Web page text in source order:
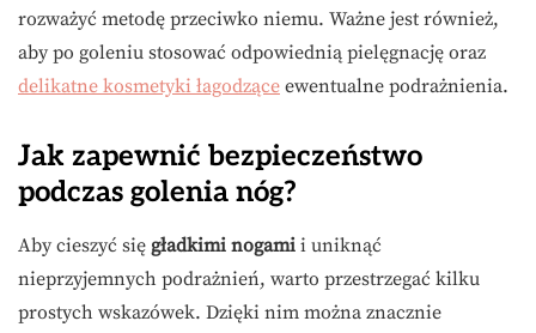
rozważyć metodę przeciwko niemu. Ważne jest również,
aby po goleniu stosować odpowiednią pielęgnację oraz
delikatne kosmetyki łagodzące ewentualne podrażnienia.
Jak zapewnić bezpieczeństwo
podczas golenia nóg?
Aby cieszyć się gładkimi nogami i uniknąć
nieprzyjemnych podrażnień, warto przestrzegać kilku
prostych wskazówek. Dzięki nim można znacznie